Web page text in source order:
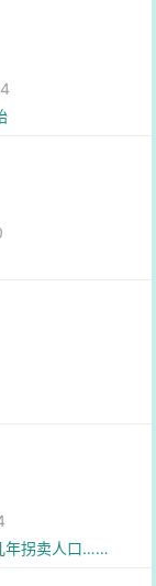
年拐卖人口……